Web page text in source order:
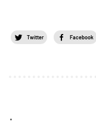
Twitter Facebook
.